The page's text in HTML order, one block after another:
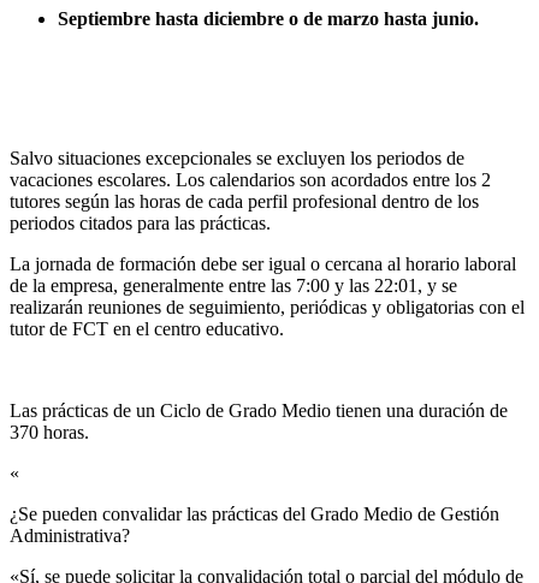
Septiembre hasta diciembre o de marzo hasta junio.
Salvo situaciones excepcionales se excluyen los periodos de
vacaciones escolares. Los calendarios son acordados entre los 2
tutores según las horas de cada perfil profesional dentro de los
periodos citados para las prácticas.
La jornada de formación debe ser igual o cercana al horario laboral
de la empresa, generalmente entre las 7:00 y las 22:01, y se
realizarán reuniones de seguimiento, periódicas y obligatorias con el
tutor de FCT en el centro educativo.
Las prácticas de un Ciclo de Grado Medio tienen una duración de
370 horas.
«
¿Se pueden convalidar las prácticas del Grado Medio de Gestión
Administrativa?​
«Sí, se puede solicitar la convalidación total o parcial del módulo de